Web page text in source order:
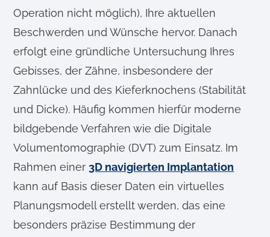
Operation nicht möglich), Ihre aktuellen
Beschwerden und Wünsche hervor. Danach
erfolgt eine gründliche Untersuchung Ihres
Gebisses, der Zähne, insbesondere der
Zahnlücke und des Kieferknochens (Stabilität
und Dicke). Häufig kommen hierfür moderne
bildgebende Verfahren wie die Digitale
Volumentomographie (DVT) zum Einsatz. Im
Rahmen einer 3D navigierten Implantation
kann auf Basis dieser Daten ein virtuelles
Planungsmodell erstellt werden, das eine
besonders präzise Bestimmung der